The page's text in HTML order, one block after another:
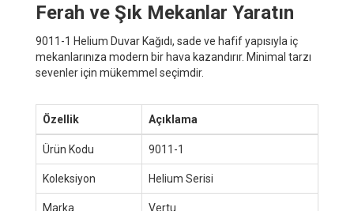
Ferah ve Şık Mekanlar Yaratın
9011-1 Helium Duvar Kağıdı, sade ve hafif yapısıyla iç
mekanlarınıza modern bir hava kazandırır. Minimal tarzı
sevenler için mükemmel seçimdir.
Özellik Açıklama
Ürün Kodu 9011-1
Koleksiyon Helium Serisi
Marka Vertu